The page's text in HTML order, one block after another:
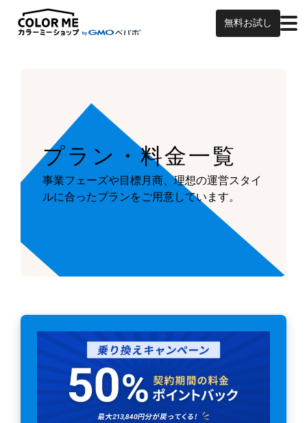
無料お試し
プラン・料金一覧
事業フェーズや目標月商、理想の運営スタイ
ルに合ったプランをご用意しています。